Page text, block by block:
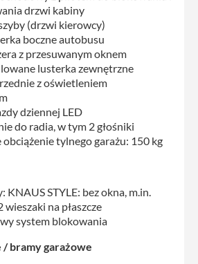
drzwi kabiny
(drzwi kierowcy)
boczne autobusu
z przesuwanym oknem
lusterka zewnętrzne
z oświetleniem
dziennej LED
do radia, w tym 2 głośniki
tylnego garażu: 150 kg
KNAUS STYLE: bez okna, m.in.
wieszaki na płaszcze
system blokowania
bramy garażowe